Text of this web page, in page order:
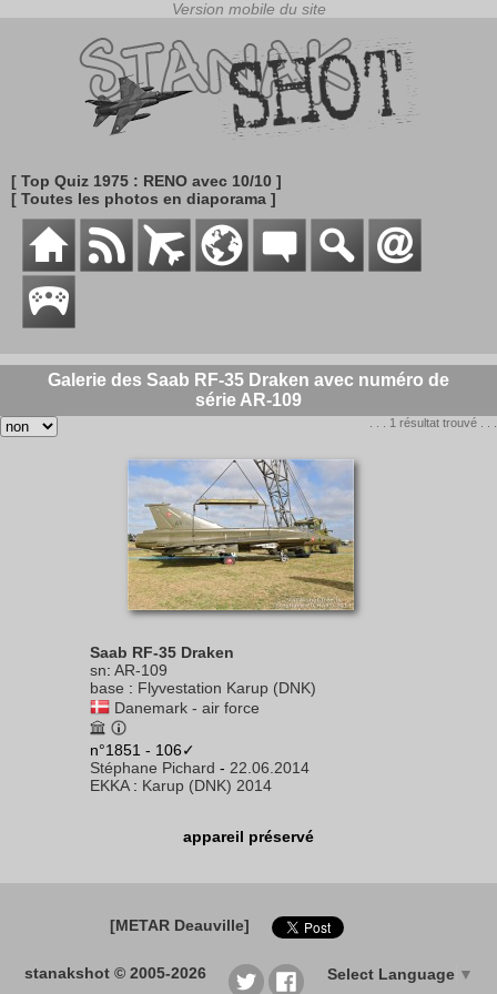
[ Top Quiz 1975 : RENO avec 10/10 ]
[ Toutes les photos en diaporama ]
Galerie des Saab RF-35 Draken avec numéro de
série AR-109
. . . 1 résultat trouvé . . .
Saab RF-35 Draken
sn: AR-109
base : Flyvestation Karup (DNK)
Danemark - air force
n°1851 - 106✓
Stéphane Pichard - 22.06.2014
EKKA: Karup (DNK) 2014
appareil préservé
[METAR Deauville]
stanakshot © 2005-2026 Select Language ▼